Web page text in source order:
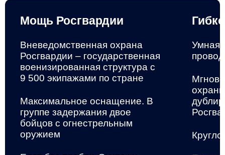
Мощь Росгвардии
Вневедомственная охрана
Росгвардии – государственная
военизированная структура с
9 500 экипажами по стране
Максимальное оснащение. В
группе задержания двое
бойцов с огнестрельным
оружием
Умная